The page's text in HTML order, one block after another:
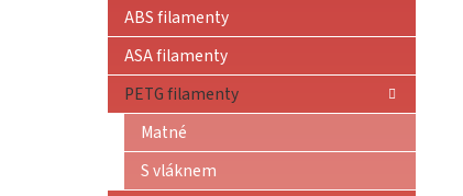
ABS filamenty
ASA filamenty
PETG filamenty
Matné
S vláknem